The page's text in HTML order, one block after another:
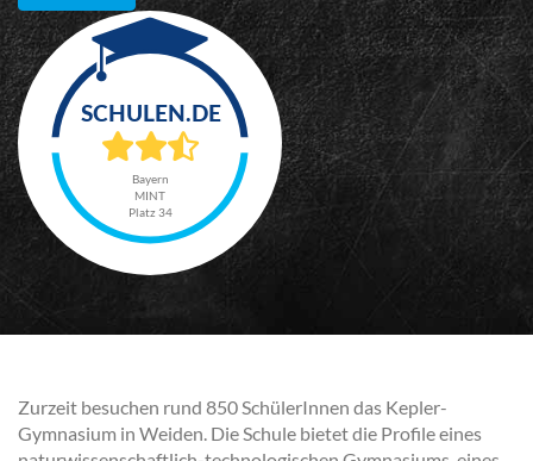
Bayern
MINT
Platz 34
Zurzeit besuchen rund 850 SchülerInnen das Kepler-
Gymnasium in Weiden. Die Schule bietet die Profile eines